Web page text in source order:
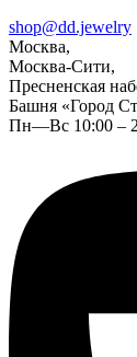
shop@dd.jewelry
Москва,
Москва-Сити,
Пресненская
Башня «Город
Пн—Вс 10:00 –